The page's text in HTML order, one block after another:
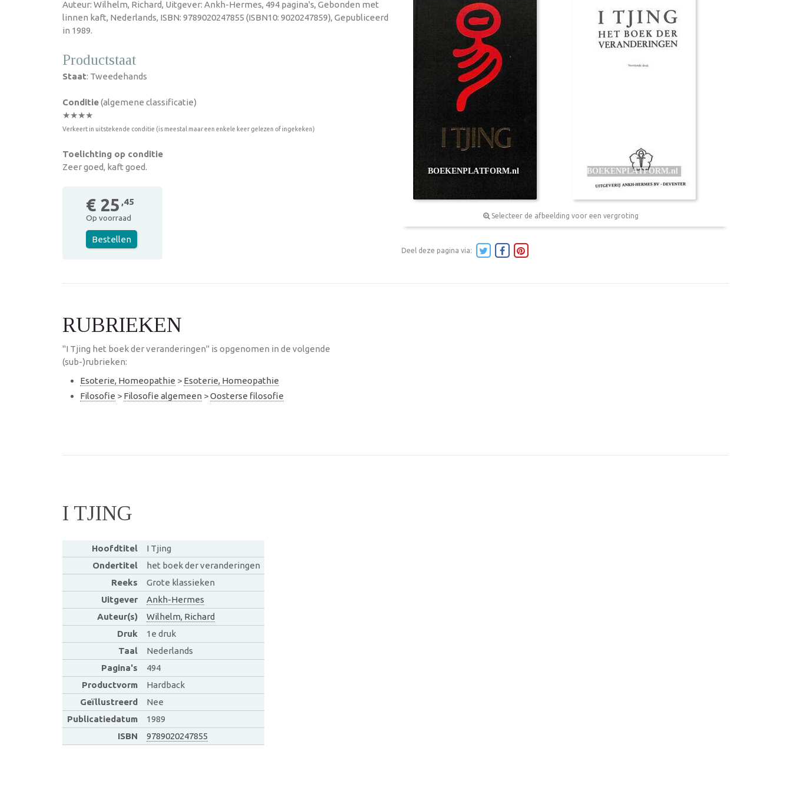
Auteur: Wilhelm, Richard, Uitgever: Ankh-Hermes, 494 pagina's, Gebonden met
linnen kaft, Nederlands, ISBN: 9789020247855 (ISBN10: 9020247859), Gepubliceerd
in 1989.
Productstaat
Staat: Tweedehands
Conditie(algemene classificatie)
★★★★
Verkeert in uitstekende conditie (is meestal maar een enkele keer gelezen of ingekeken)
Toelichting op conditie
Zeer goed, kaft goed.
€ 25 ,45
Op voorraad
Bestellen
Selecteer de afbeelding voor een vergroting
Deel deze pagina via:
RUBRIEKEN
"I Tjing het boek der veranderingen" is opgenomen in de volgende
(sub-)rubrieken:
Esoterie, Homeopathie > Esoterie, Homeopathie
Filosofie > Filosofie algemeen >Oosterse filosofie
I TJING
Hoofdtitel
I Tjing
Ondertitel
het boek der veranderingen
Reeks
Grote klassieken
Uitgever
Ankh-Hermes
Auteur(s)
Wilhelm, Richard
Druk
1e druk
Taal
Nederlands
Pagina's
494
Productvorm
Hardback
Geïllustreerd
Nee
Publicatiedatum
1989
ISBN
9789020247855